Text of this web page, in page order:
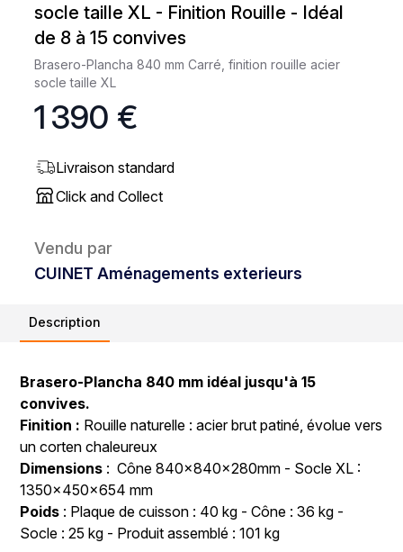
socle taille XL - Finition Rouille - Idéal
de 8 à 15 convives
Brasero-Plancha 840 mm Carré, finition rouille acier
socle taille XL
1 390 €
Livraison standard
Click and Collect
Vendu par
CUINET Aménagements exterieurs
Description
Brasero-Plancha 840 mm idéal jusqu'à 15
convives.
Finition : Rouille naturelle : acier brut patiné, évolue vers
un corten chaleureux
Dimensions : Cône 840x840x280mm - Socle XL :
1350x450x654 mm
Poids : Plaque de cuisson : 40 kg - Cône : 36 kg -
Socle : 25 kg - Produit assemblé : 101 kg